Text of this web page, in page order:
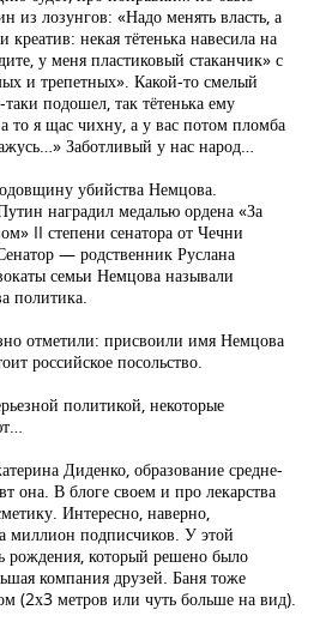
из лозунгов: «Надо менять власть, а
некая тётенька навесила на
у меня пластиковый стаканчик» с
и трепетных». Какой-то смелый
подошел, так тётенька ему
то я щас чихну, а у вас потом пломба
Заботливый у нас народ…
убийства Немцова.
наградил медалью ордена «За
II степени сенатора от Чечни
— родственник Руслана
семьи Немцова называли
политика.
отметили: присвоили имя Немцова
российское посольство.
политикой, некоторые
Диденко, образование средне-
она. В блоге своем и про лекарства
Интересно, наверно,
миллион подписчиков. У этой
рождения, который решено было
компания друзей. Баня тоже
(2х3 метров или чуть больше на вид).